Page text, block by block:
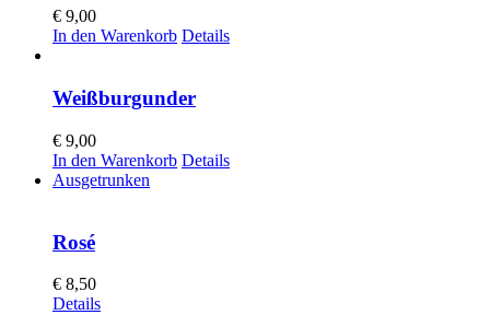
€ 9,00
In den Warenkorb Details
Weißburgunder
€ 9,00
In den Warenkorb Details
Ausgetrunken
Rosé
€ 8,50
Details